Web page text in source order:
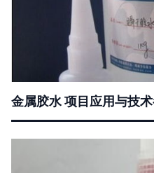
金属胶水 项目应用与技